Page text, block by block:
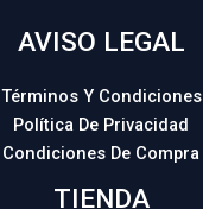
AVISO LEGAL
Términos Y Condiciones
Política De Privacidad
Condiciones De Compra
TIENDA